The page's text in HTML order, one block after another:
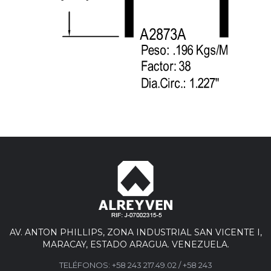
AV. ANTON PHILLIPS, ZONA INDUSTRIAL SAN VICENTE I,
MARACAY, ESTADO ARAGUA. VENEZUELA.
TELÉFONOS: +58 243 217.49.02/+58 243